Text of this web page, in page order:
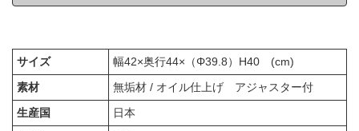
サイズ
幅42×奥行44×（Φ39.8）H40 (cm)
素材
無垢材 / オイル仕上げ アジャスター付
生産国
日本